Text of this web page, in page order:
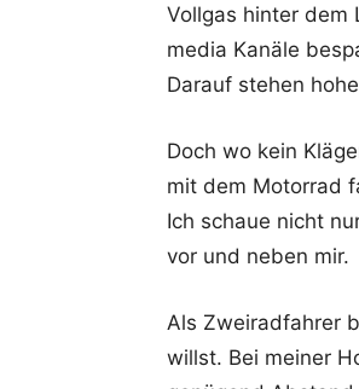
Vollgas hinter dem
media Kanäle
Darauf stehen
Doch wo kein
mit dem Motorrad
Ich schaue nicht
vor und neben mir.
Als Zweiradfahrer
willst. Bei meiner